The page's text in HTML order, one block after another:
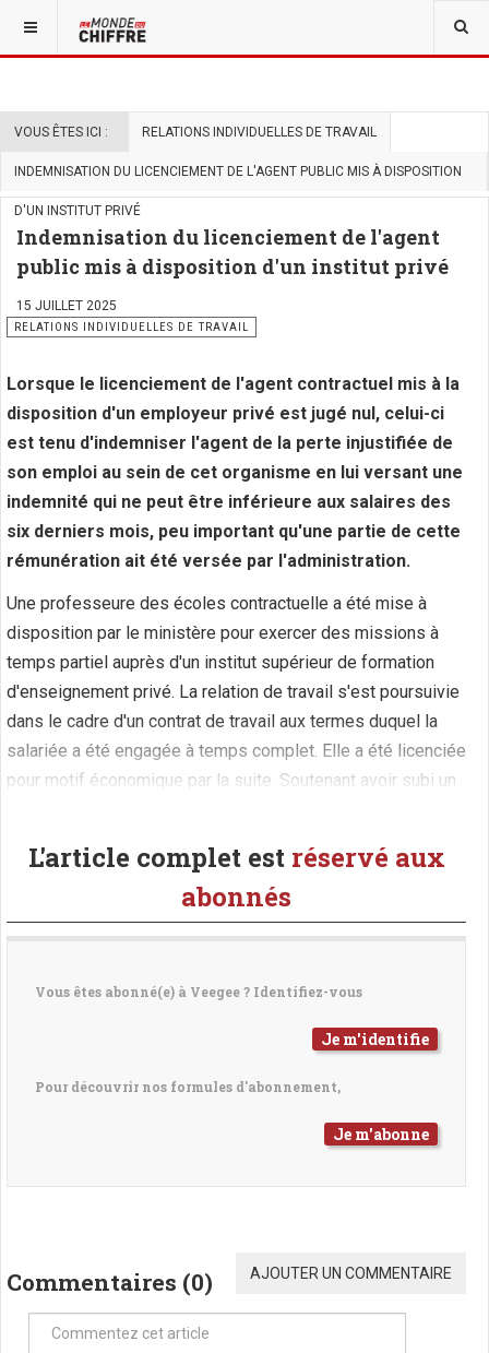
VOUS ÊTES ICI : RELATIONS INDIVIDUELLES DE TRAVAIL
INDEMNISATION DU LICENCIEMENT DE L'AGENT PUBLIC MIS À DISPOSITION
D'UN INSTITUT PRIVÉ
Indemnisation du licenciement de l'agent
public mis à disposition d'un institut privé
15 JUILLET 2025
RELATIONS INDIVIDUELLES DE TRAVAIL
Lorsque le licenciement de l'agent contractuel mis à la
disposition d'un employeur privé est jugé nul, celui-ci
est tenu d'indemniser l'agent de la perte injustifiée de
son emploi au sein de cet organisme en lui versant une
indemnité qui ne peut être inférieure aux salaires des
six derniers mois, peu important qu'une partie de cette
rémunération ait été versée par l'administration.
Une professeure des écoles contractuelle a été mise à
disposition par le ministère pour exercer des missions à
temps partiel auprès d'un institut supérieur de formation
d'enseignement privé. La relation de travail s'est poursuivie
dans le cadre d'un contrat de travail aux termes duquel la
salariée a été engagée à temps complet. Elle a été licenciée
pour motif économique par la suite. Soutenant avoir subi un
L'article complet est réservé aux
abonnés
Vous êtes abonné(e) à Veegee ? Identifiez-vous
Je m'identifie
Pour découvrir nos formules d'abonnement,
Je m'abonne
Commentaires (0) AJOUTER UN COMMENTAIRE